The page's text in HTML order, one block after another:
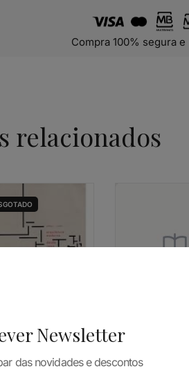
Compra 100% segura
relacionados
DESDE 1900
ARQUITECTURA
Newsletter
das novidades e descontos